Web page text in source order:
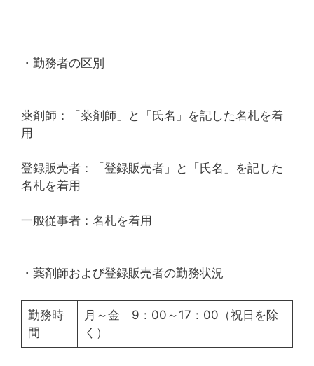
・勤務者の区別
薬剤師：「薬剤師」と「氏名」を記した名札を着
用
登録販売者：「登録販売者」と「氏名」を記した
名札を着用
一般従事者：名札を着用
・薬剤師および登録販売者の勤務状況
勤務時
間
月～金 9：00～17：00（祝日を除
く）